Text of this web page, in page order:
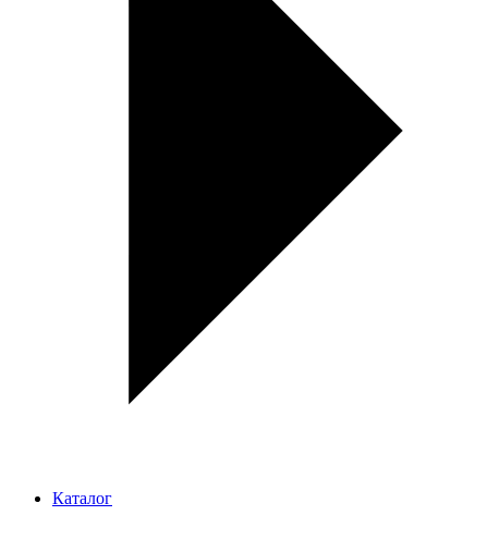
Каталог